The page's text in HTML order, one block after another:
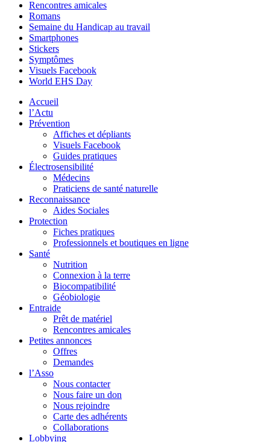
Rencontres amicales
Romans
Semaine du Handicap au travail
Smartphones
Stickers
Symptômes
Visuels Facebook
World EHS Day
Accueil
l’Actu
Prévention
Affiches et dépliants
Visuels Facebook
Guides pratiques
Électrosensibilité
Médecins
Praticiens de santé naturelle
Reconnaissance
Aides Sociales
Protection
Fiches pratiques
Professionnels et boutiques en ligne
Santé
Nutrition
Connexion à la terre
Biocompatibilité
Géobiologie
Entraide
Prêt de matériel
Rencontres amicales
Petites annonces
Offres
Demandes
l’Asso
Nous contacter
Nous faire un don
Nous rejoindre
Carte des adhérents
Collaborations
Lobbying